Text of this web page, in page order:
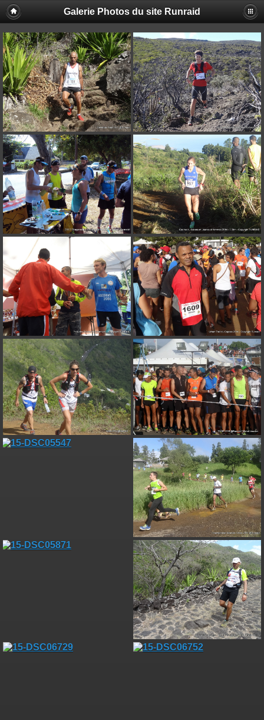
Galerie Photos du site Runraid